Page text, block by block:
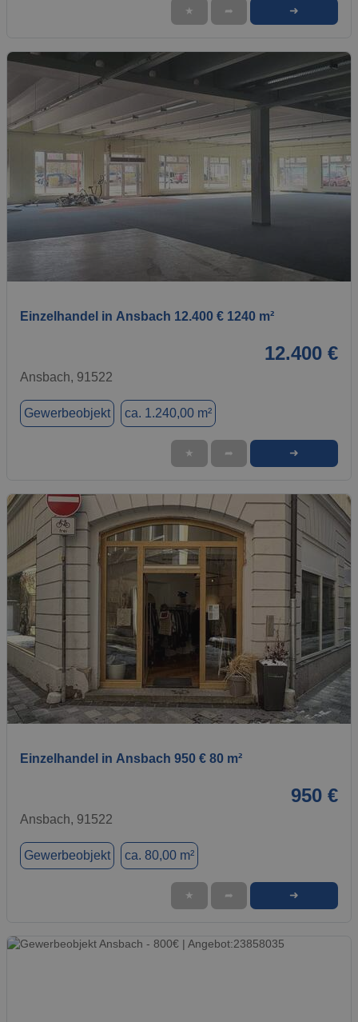
★ ➦ ➜
Einzelhandel in Ansbach 12.400 € 1240 m²
12.400 €
Ansbach, 91522
Gewerbeobjekt ca. 1.240,00 m²
★ ➦ ➜
1 / 1
Einzelhandel in Ansbach 950 € 80 m²
950 €
Ansbach, 91522
Gewerbeobjekt ca. 80,00 m²
★ ➦ ➜